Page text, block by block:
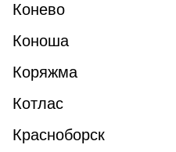
Конево
Коноша
Коряжма
Котлас
Красноборск